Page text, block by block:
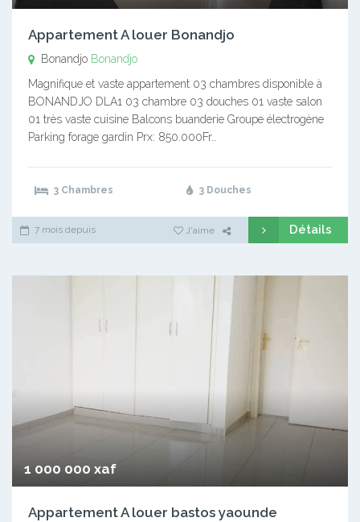
Appartement A louer Bonandjo
Bonandjo Bonandjo
Magnifique et vaste appartement 03 chambres disponible à
BONANDJO DLA1 03 chambre 03 douches 01 vaste salon
01 très vaste cuisine Balcons buanderie Groupe électrogène
Parking forage gardin Prx: 850.000Fr…
3 Chambres 3 Douches
7 mois depuis J'aime Détails
1 000 000 xaf
Appartement A louer bastos yaounde